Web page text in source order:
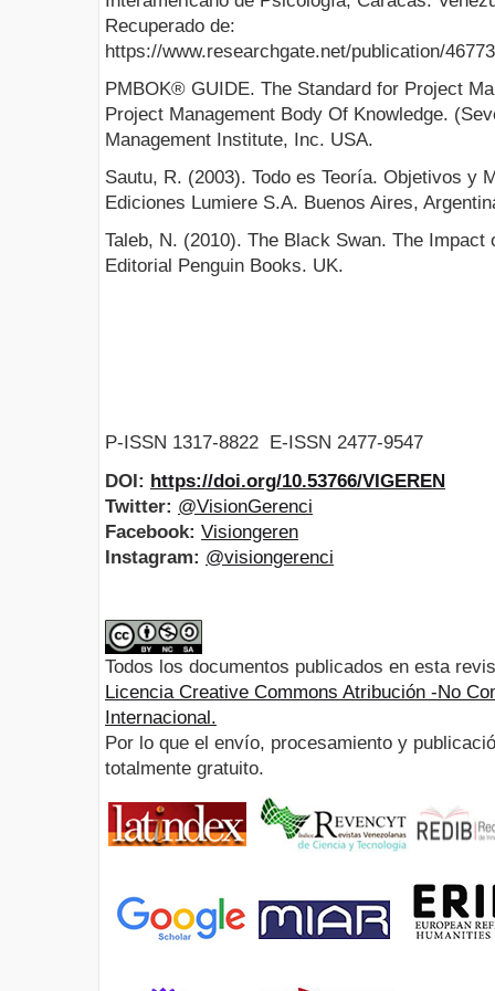
Recuperado de:
https://www.researchgate.net/publication/
PMBOK® GUIDE. The Standard for Project
Project Management Body Of Knowledge.
Management Institute, Inc. USA.
Sautu, R. (2003). Todo es Teoría. Objetivos y
Ediciones Lumiere S.A. Buenos Aires,
Taleb, N. (2010). The Black Swan. The Impact
Editorial Penguin Books. UK.
P-ISSN 1317-8822 E-ISSN 2477-9547
DOI: https://doi.org/10.53766/VIGEREN
Twitter: @VisionGerenci
Facebook: Visiongeren
Instagram: @visiongerenci
Todos los documentos publicados en esta
Licencia Creative Commons Atribución -No
Internacional.
Por lo que el envío, procesamiento y
totalmente gratuito.